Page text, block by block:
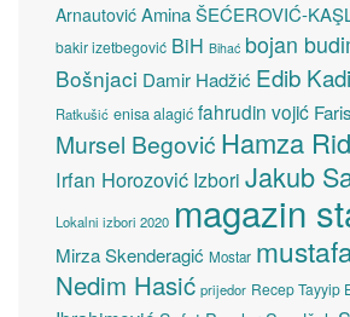
Arnautović Amina ŠEĆEROVIĆ-
bakir izetbegović BiH Bihać bojan
Bošnjaci Damir Hadžić Edib
Ratkušić enisa alagić fahrudin vojić
Mursel Begović Hamza
Irfan Horozović Izbori Jakub
Lokalni izbori 2020 magazin
Mirza Skenderagić Mostar
Nedim Hasić prijedor Recep Tayyip